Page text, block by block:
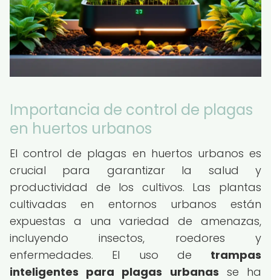
Importancia de control de plagas
en huertos urbanos
El control de plagas en huertos urbanos es
crucial para garantizar la salud y
productividad de los cultivos. Las plantas
cultivadas en entornos urbanos están
expuestas a una variedad de amenazas,
incluyendo insectos, roedores y
enfermedades. El uso de trampas
inteligentes para plagas urbanas se ha